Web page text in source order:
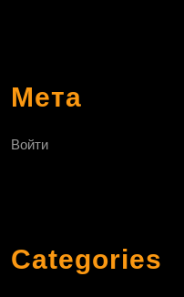
Мета
Войти
Categories